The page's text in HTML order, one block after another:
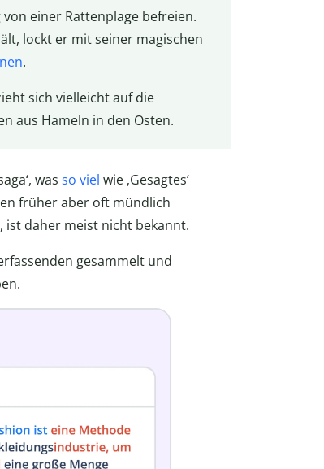
einer Rattenplage befreien.
lockt er mit seiner magischen
.
sich vielleicht auf die
aus Hameln in den Osten.
was so viel wie ‚Gesagtes‘
früher aber oft mündlich
ist daher meist nicht bekannt.
gesammelt und